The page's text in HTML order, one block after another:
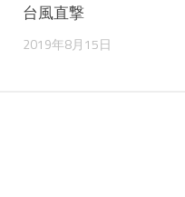
台風直撃
2019年8月15日